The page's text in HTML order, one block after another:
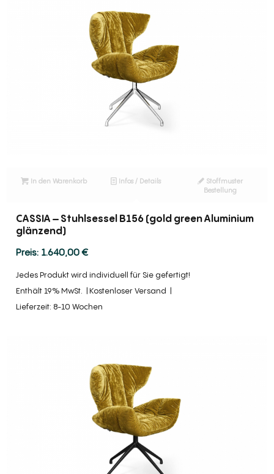
In den Warenkorb Infos / Details
Stoffmuster
Bestellung
CASSIA – Stuhlsessel B156 (gold green Aluminium
glänzend)
1.640,00€
Jedes Produkt wird individuell für Sie gefertigt!
Enthält 19% MwSt.
Kostenloser Versand
Lieferzeit: 8-10 Wochen